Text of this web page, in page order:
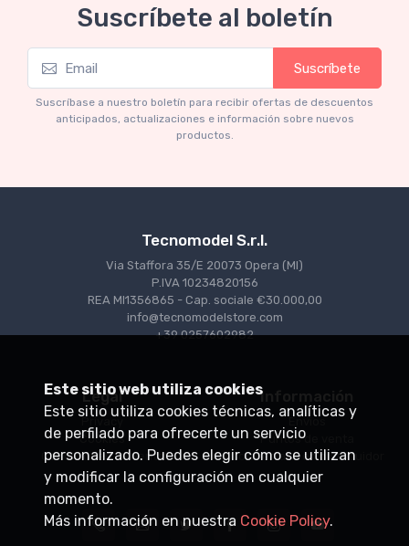
Ferrari 166 MM Abarth Metallic Silver Press
Version 1953 scala 1/18
Suscríbete al boletín
Suscríbete
Suscríbase a nuestro boletín para recibir ofertas de descuentos
anticipados, actualizaciones e información sobre nuevos
productos.
Tecnomodel S.r.l.
Via Staffora 35/E 20073 Opera (MI)
P.IVA 10234820156
REA MI1356865 - Cap. sociale €30.000,00
info@tecnomodelstore.com
+39 0257602982
Legal
Cookies
Condiciones de venta
Información
Puntos de venta
Conviértase en distribuidor
Este sitio web utiliza cookies
Este sitio utiliza cookies técnicas, analíticas y
de perfilado para ofrecerte un servicio
personalizado. Puedes elegir cómo se utilizan
y modificar la configuración en cualquier
momento.
Más información en nuestra Cookie Policy.